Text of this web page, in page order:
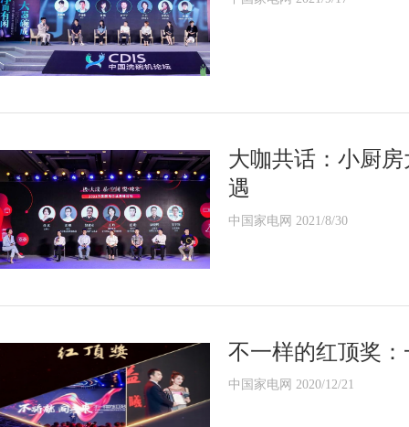
大咖共话：小厨
遇
中国家电网 2021/8/30
不一样的红顶奖
中国家电网 2020/12/21